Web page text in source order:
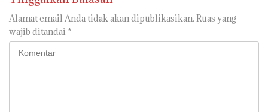
Alamat email Anda tidak akan dipublikasikan. Ruas yang
wajib ditandai *